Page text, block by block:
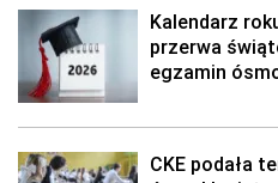
Kalendarz
przerwa
egzamin
CKE podała